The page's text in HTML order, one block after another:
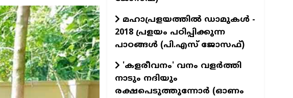
മഹാപ്രളയത്തില്‍ ഡാമുകള്‍ -
2018 പ്രളയം പഠിപ്പിക്കുന്ന
പാഠങ്ങള്‍ (പി.എസ് ജോസഫ്‌)
'കളരീവനം' വനം വളര്‍ത്തി
നാടും നദിയും
രക്ഷപെടുത്തുന്നോര്‍ (ഓണം